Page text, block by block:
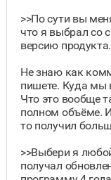
>>По сути вы
что я выбрал со
версию продукта.
Не знаю как
пишете. Куда мы
Что это вообще
полном объёме.
то получил
>>Выбери я
получал